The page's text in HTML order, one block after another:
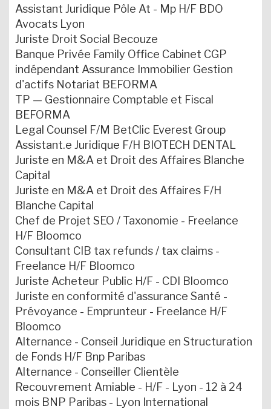
Assistant Juridique Pôle At - Mp H/F BDO
Avocats Lyon
Juriste Droit Social Becouze
Banque Privée Family Office Cabinet CGP
indépendant Assurance Immobilier Gestion
d'actifs Notariat BEFORMA
TP — Gestionnaire Comptable et Fiscal
BEFORMA
Legal Counsel F/M BetClic Everest Group
Assistant.e Juridique F/H BIOTECH DENTAL
Juriste en M&A et Droit des Affaires Blanche
Capital
Juriste en M&A et Droit des Affaires F/H
Blanche Capital
Chef de Projet SEO / Taxonomie - Freelance
H/F Bloomco
Consultant CIB tax refunds / tax claims -
Freelance H/F Bloomco
Juriste Acheteur Public H/F - CDI Bloomco
Juriste en conformité d'assurance Santé -
Prévoyance - Emprunteur - Freelance H/F
Bloomco
Alternance - Conseil Juridique en Structuration
de Fonds H/F Bnp Paribas
Alternance - Conseiller Clientèle
Recouvrement Amiable - H/F - Lyon - 12 à 24
mois BNP Paribas - Lyon International